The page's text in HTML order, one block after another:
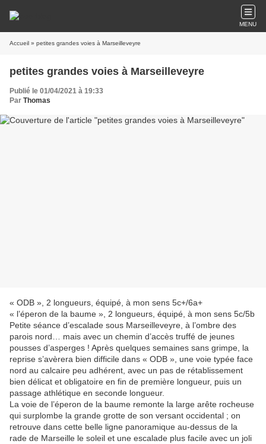
MENU
Accueil » petites grandes voies à Marseilleveyre
petites grandes voies à Marseilleveyre
Publié le 01/04/2021 à 19:33
Par Thomas
« ODB », 2 longueurs, équipé, à mon sens 5c+/6a+
« l’éperon de la baume », 2 longueurs, équipé, à mon sens 5c/5b
Petite séance d’escalade sous Marseilleveyre, à l’ombre des
parois nord… mais avec un chemin d’accès truffé de jeunes
pousses d’asperges ! Après quelques semaines sans grimpe, la
reprise s’avèrera bien difficile dans « ODB », une voie typée face
nord au calcaire peu adhérent, avec un pas de rétablissement
bien délicat et obligatoire en fin de première longueur, puis un
passage athlétique en seconde longueur.
La voie de l’éperon de la baume remonte la large arête rocheuse
qui surplombe la grande grotte de son versant occidental ; on
retrouve dans cette belle ligne panoramique au-dessus de la
rade de Marseille le soleil et une escalade plus facile avec un joli